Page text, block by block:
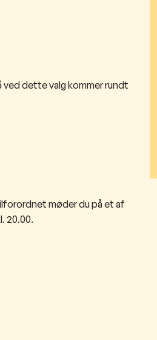
ved dette valg kommer rundt
møder du på et af
20.00.